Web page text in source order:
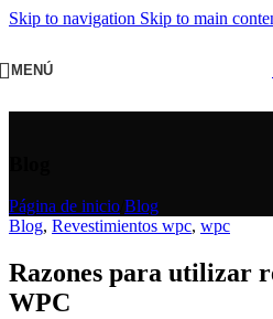
Skip to navigation Skip to main
MENÚ
Página de inicio Blog
Blog, Revestimientos wpc, wpc
Razones para utilizar
WPC